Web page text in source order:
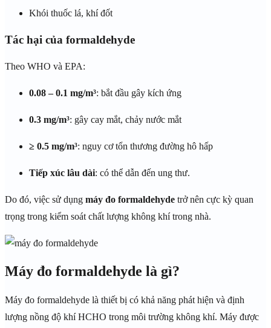
Khói thuốc lá, khí đốt
Tác hại của formaldehyde
Theo WHO và EPA:
0.08 – 0.1 mg/m³: bắt đầu gây kích ứng
0.3 mg/m³: gây cay mắt, chảy nước mắt
≥ 0.5 mg/m³: nguy cơ tổn thương đường hô hấp
Tiếp xúc lâu dài: có thể dẫn đến ung thư.
Do đó, việc sử dụng máy đo formaldehyde trở nên cực kỳ quan
trọng trong kiểm soát chất lượng không khí trong nhà.
Máy đo formaldehyde là gì?
Máy đo formaldehyde là thiết bị có khả năng phát hiện và định
lượng nồng độ khí HCHO trong môi trường không khí. Máy được